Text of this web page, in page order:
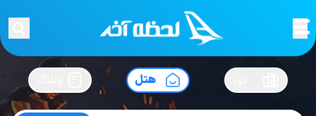
لحظه آخرسفرت رو بساز !
هتل